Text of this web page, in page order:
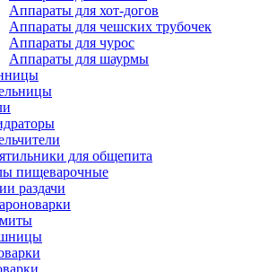
Аппараты для хот-догов
Аппараты для чешских трубочек
Аппараты для чурос
Аппараты для шаурмы
для общепита
пищеварочные
раздачи